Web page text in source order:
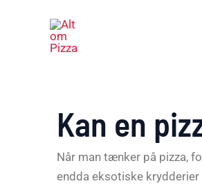
Kan en
Når man tænker på pizza,
endda eksotiske